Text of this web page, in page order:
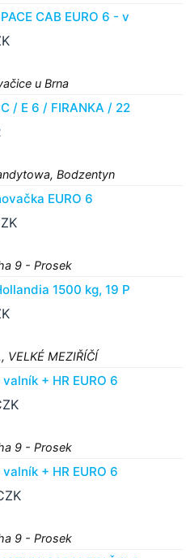
CAB EURO 6 - v
u Brna
/ E 6 / FIRANKA / 22
Bodzentyn
EURO 6
9 - Prosek
1500 kg, 19 P
VELKÉ MEZIŘÍČÍ
+ HR EURO 6
9 - Prosek
+ HR EURO 6
9 - Prosek